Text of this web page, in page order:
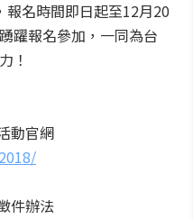
名時間即日起至12月20
躍報名參加，一同為台
！
動官網
件辦法